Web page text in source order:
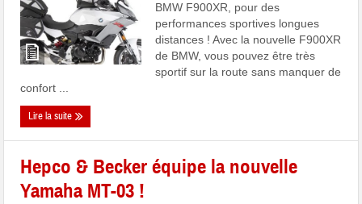
BMW F900XR, pour des
performances sportives longues
distances ! Avec la nouvelle F900XR
de BMW, vous pouvez être très
sportif sur la route sans manquer de
confort ...
Lire la suite
Hepco & Becker équipe la nouvelle
Yamaha MT-03 !